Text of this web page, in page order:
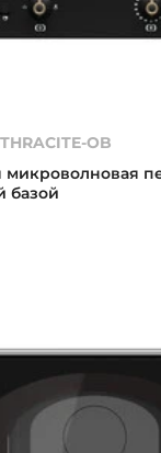
OB
микроволновая
базой